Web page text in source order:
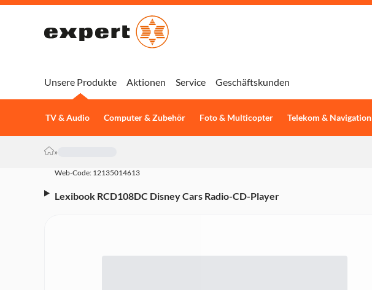
Unsere Produkte
TV & Audio Computer & Zubehör Foto & Multicopter Telekom & Navigation
Aktionen Service Geschäftskunden
»
Web-Code: 12135014613
Lexibook RCD108DC Disney Cars Radio-CD-Player